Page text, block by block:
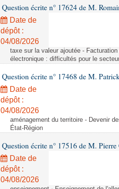
Question écrite n° 17624 de M.
Date de
dépôt :
04/08/2026
taxe sur la valeur ajoutée -
électronique : difficultés pour le
Question écrite n° 17468 de M.
Date de
dépôt :
04/08/2026
aménagement du territoire - Devenir
État-Région
Question écrite n° 17516 de M.
Date de
dépôt :
04/08/2026